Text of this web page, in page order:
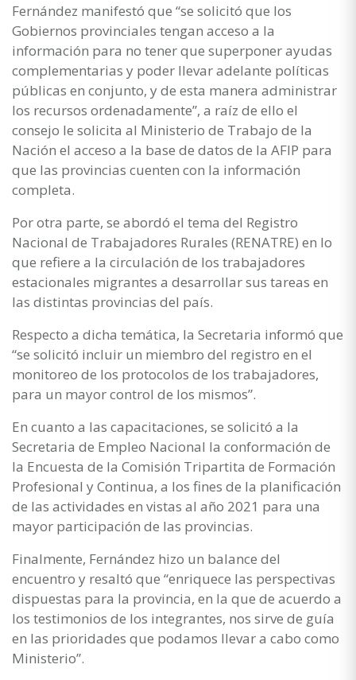
Fernández manifestó que “se solicitó que los
Gobiernos provinciales tengan acceso a la
información para no tener que superponer ayudas
complementarias y poder llevar adelante políticas
públicas en conjunto, y de esta manera administrar
los recursos ordenadamente”, a raíz de ello el
consejo le solicita al Ministerio de Trabajo de la
Nación el acceso a la base de datos de la AFIP para
que las provincias cuenten con la información
completa.
Por otra parte, se abordó el tema del Registro
Nacional de Trabajadores Rurales (RENATRE) en lo
que refiere a la circulación de los trabajadores
estacionales migrantes a desarrollar sus tareas en
las distintas provincias del país.
Respecto a dicha temática, la Secretaria informó que
“se solicitó incluir un miembro del registro en el
monitoreo de los protocolos de los trabajadores,
para un mayor control de los mismos”.
En cuanto a las capacitaciones, se solicitó a la
Secretaria de Empleo Nacional la conformación de
la Encuesta de la Comisión Tripartita de Formación
Profesional y Continua, a los fines de la planificación
de las actividades en vistas al año 2021 para una
mayor participación de las provincias.
Finalmente, Fernández hizo un balance del
encuentro y resaltó que “enriquece las perspectivas
dispuestas para la provincia, en la que de acuerdo a
los testimonios de los integrantes, nos sirve de guía
en las prioridades que podamos llevar a cabo como
Ministerio”.